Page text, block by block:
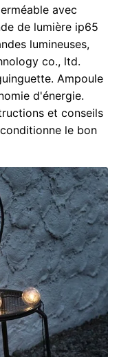
avec
de lumière ip65
lumineuses,
co., ltd.
Ampoule
d'énergie.
et conseils
le bon